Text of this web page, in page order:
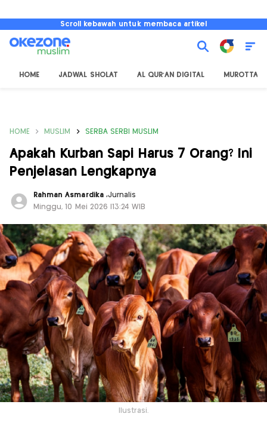
Scroll kebawah untuk membaca artikel
HOME JADWAL SHOLAT AL QUR'AN DIGITAL MUROTTAL
HOME MUSLIM SERBA SERBI MUSLIM
Apakah Kurban Sapi Harus 7 Orang? Ini
Penjelasan Lengkapnya
Rahman Asmardika ,Jurnalis
Minggu, 10 Mei 2026 |13:24 WIB
Ilustrasi.